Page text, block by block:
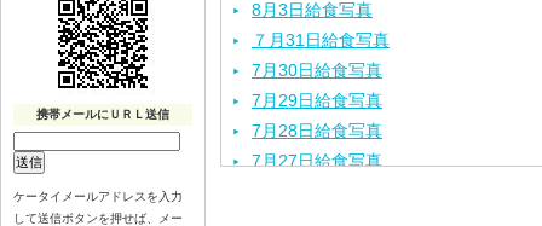
8月3日給食写真
７月31日給食写真
7月30日給食写真
7月29日給食写真
7月28日給食写真
7月27日給食写真
携帯メールにＵＲＬ送信
ケータイメールアドレスを入力
して送信ボタンを押せば、メー